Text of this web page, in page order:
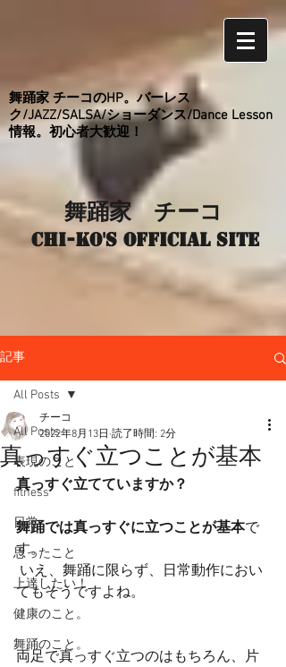
舞踊家 チーコのHP。バーレス
ク/JAZZ/SALSA/ショーダンス/Dance Lesson
情報。初心者大歓迎！
舞踊家 チーコ
Chi-ko's Official site
記事
All Posts
表現のこと
fitness
日常
思ったこと
上達したい！
健康のこと。
舞踊のこと。
All Posts
真っすぐ立つことが基本
チーコ
2022年8月13日 読了時間: 2分
真っすぐ立てていますか？
舞踊では真っすぐに立つことが基本で
す。
てもそうですよね。
両足で真っすぐ立つのはもちろん、片